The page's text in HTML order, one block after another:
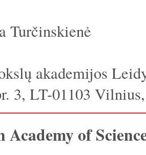
Turčinskienė
akademijos
3, LT-01103
of